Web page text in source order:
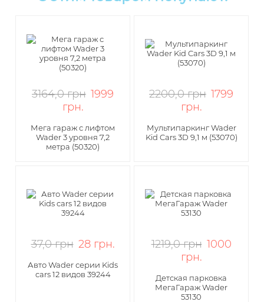
3164,0 грн 1999
грн.
Мега гараж с лифтом
Wader 3 уровня 7,2
метра (50320)
2200,0 грн 1799
грн.
Мультипаркинг Wader
Kid Cars 3D 9,1 м (53070)
37,0 грн 28 грн.
Авто Wader серии Kids
cars 12 видов 39244
1219,0 грн 1000
грн.
Детская парковка
МегаГараж Wader
53130